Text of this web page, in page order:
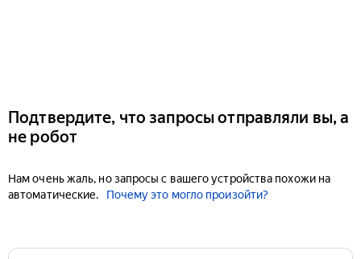
Подтвердите, что запросы отправляли вы, а
не робот
Нам очень жаль, но запросы с вашего устройства похожи на
автоматические.
Почему это могло произойти?